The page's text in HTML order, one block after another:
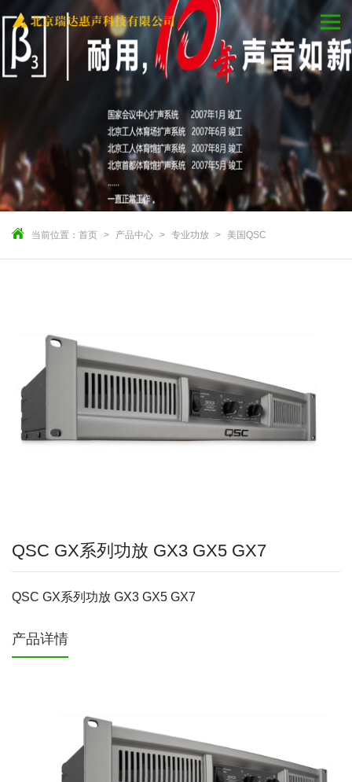
当前位置： 首页 产品中心 专业功放 美国QSC
QSC GX系列功放 GX3 GX5 GX7
QSC GX系列功放 GX3 GX5 GX7
产品详情